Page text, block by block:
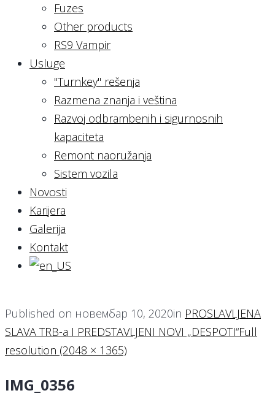
Fuzes
Other products
RS9 Vampir
Usluge
"Turnkey" rešenja
Razmena znanja i veština
Razvoj odbrambenih i sigurnosnih
kapaciteta
Remont naoružanja
Sistem vozila
Novosti
Karijera
Galerija
Kontakt
Published on новембар 10, 2020in PROSLAVLJENA
SLAVA TRB-a I PREDSTAVLJENI NOVI „DESPOTI“Full
resolution (2048 × 1365)
IMG_0356